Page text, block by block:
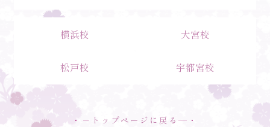
横浜校 大宮校
松戸校 宇都宮校
・－ トップページに戻る―・